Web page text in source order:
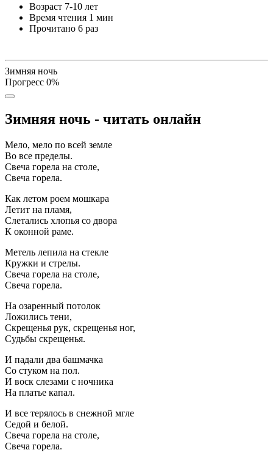
Возраст 7-10 лет
Время чтения 1 мин
Прочитано 6 раз
Зимняя ночь
Прогресс 0%
Зимняя ночь - читать онлайн
Мело, мело по всей земле
Во все пределы.
Свеча горела на столе,
Свеча горела.
Как летом роем мошкара
Летит на пламя,
Слетались хлопья со двора
К оконной раме.
Метель лепила на стекле
Кружки и стрелы.
Свеча горела на столе,
Свеча горела.
На озаренный потолок
Ложились тени,
Скрещенья рук, скрещенья ног,
Судьбы скрещенья.
И падали два башмачка
Со стуком на пол.
И воск слезами с ночника
На платье капал.
И все терялось в снежной мгле
Седой и белой.
Свеча горела на столе,
Свеча горела.